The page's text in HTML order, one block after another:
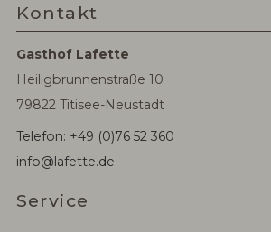
Kontakt
Gasthof Lafette
Heiligbrunnenstraße 10
79822 Titisee-Neustadt
Telefon: +49 (0)76 52 360
info@lafette.de
Service